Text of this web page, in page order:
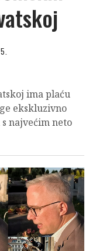
ima plaću
ekskluzivno
najvećim neto